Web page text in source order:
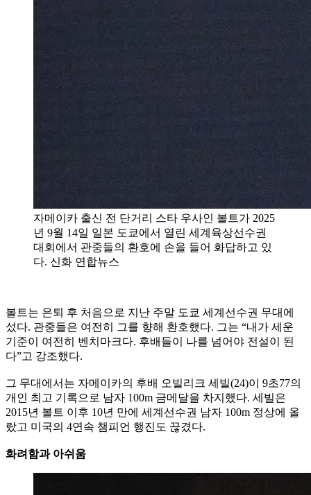
자메이카 출신 전 단거리 스타 우사인 볼트가 2025
년 9월 14일 일본 도쿄에서 열린 세계육상선수권
대회에서 관중들의 환호에 손을 들어 화답하고 있
다. 신화 연합뉴스
볼트는 은퇴 후 처음으로 지난 주말 도쿄 세계선수권 무대에
섰다. 관중들은 여전히 그를 향해 환호했다. 그는 “내가 세운
기준이 여전히 벤치마크다. 후배들이 나를 넘어야 전설이 된
다”고 강조했다.
그 무대에서는 자메이카의 후배 오빌리크 세빌(24)이 9초77의
개인 최고 기록으로 남자 100m 금메달을 차지했다. 세빌은
2015년 볼트 이후 10년 만에 세계선수권 남자 100m 정상에 올
랐고 미국의 4연속 챔피언 행진도 끊겼다.
화려함과 아쉬움